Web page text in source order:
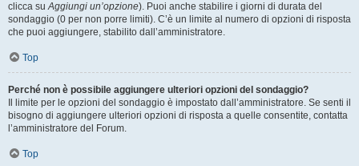
clicca suAggiungi un’opzione). Puoi anche stabilire i giorni di durata del
sondaggio (0 per non porre limiti). C’è un limite al numero di opzioni di risposta
che puoi aggiungere, stabilito dall’amministratore.
Top
Perché non è possibile aggiungere ulteriori opzioni del sondaggio?
Il limite per le opzioni del sondaggio è impostato dall’amministratore. Se senti il
bisogno di aggiungere ulteriori opzioni di risposta a quelle consentite, contatta
l’amministratore del Forum.
Top